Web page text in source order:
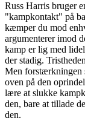
Russ Harris bruger
"kampkontakt" på
kæmper du mod
argumenterer imod
kamp er lig med
der stadig.
Men forstærkningen
oven på den
lære at slukke
den, bare at tillade
den.